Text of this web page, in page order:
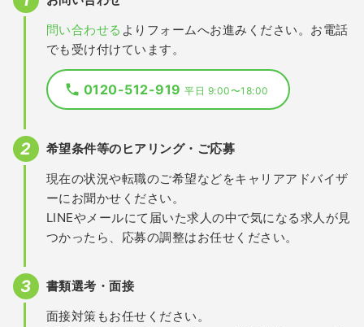
問い合わせる よりフォームへお進みください。お電話
でも受け付けています。
0120-512-919平日 9:00〜18:00
希望条件等のヒアリング・ご応募
現在の状況や転職のご希望などをキャリアアドバイザ
ーにお聞かせください。
LINEやメールにて届いた求人の中で気になる求人が見
つかったら、応募の調整はお任せください。
書類選考・面接
面接対策もお任せください。